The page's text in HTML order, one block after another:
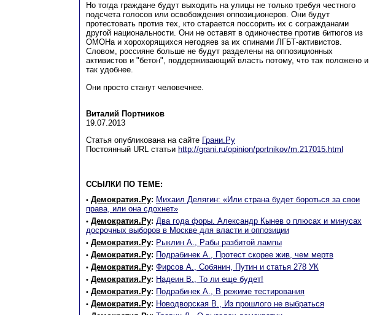
Но тогда граждане будут выходить на улицы не только требуя честного
подсчета голосов или освобождения оппозиционеров. Они будут
протестовать против тех, кто старается поссорить их с согражданами
другой национальности. Они не оставят в одиночестве против битюгов из
ОМОНа и хорохорящихся негодяев за их спинами ЛГБТ-активистов.
Словом, россияне больше не будут разделены на оппозиционных
активистов и "бетон", поддерживающий власть потому, что так положено и
так удобнее.
Они просто станут человечнее.
Виталий Портников
19.07.2013
Статья опубликована на сайте Грани.Ру
Постоянный URL статьи http://grani.ru/opinion/portnikov/m.217015.html
ССЫЛКИ ПО ТЕМЕ:
• Демократия.Ру: Михаил Делягин: «Или страна будет бороться за свои
права, или она сдохнет»
• Демократия.Ру: Два года форы. Александр Кынев о плюсах и минусах
досрочных выборов в Москве для власти и оппозиции
• Демократия.Ру: Рыклин А., Рабы разбитой лампы
• Демократия.Ру: Подрабинек А., Протест скорее жив, чем мертв
• Демократия.Ру: Фирсов А., Собянин, Путин и статья 278 УК
• Демократия.Ру: Надеин В., То ли еще будет!
• Демократия.Ру: Подрабинек А., В режиме тестирования
• Демократия.Ру: Новодворская В., Из прошлого не выбраться